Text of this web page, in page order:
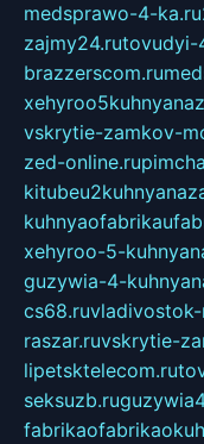
medsprawo-4-ka.ru
zajmy24.rutovudyi-
brazzerscom.ru
vskrytie-zamkov-
zed-online.ru
xehyroo-5-
guzywia-4-
cs68.ruvladivostok-
raszar.ruvskrytie-
lipetsktelecom.ru
seksuzb.ru